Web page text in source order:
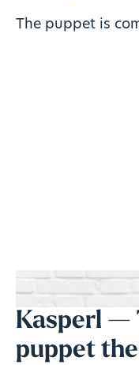
The puppet is
Kasperl —
puppet